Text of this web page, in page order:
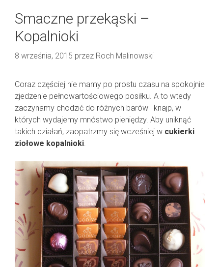
Smaczne przekąski –
Kopalnioki
8 września, 2015 przez Roch Malinowski
Coraz częściej nie mamy po prostu czasu na spokojnie
zjedzenie pełnowartościowego posiłku. A to wtedy
zaczynamy chodzić do różnych barów i knajp, w
których wydajemy mnóstwo pieniędzy. Aby uniknąć
takich działań, zaopatrzmy się wcześniej w cukierki
ziołowe kopalnioki.